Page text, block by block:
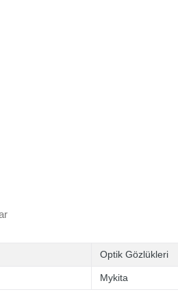
Optik Gözlükleri
Mykita